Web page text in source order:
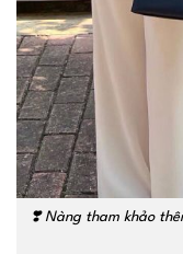
❣️Nàng tham khảo